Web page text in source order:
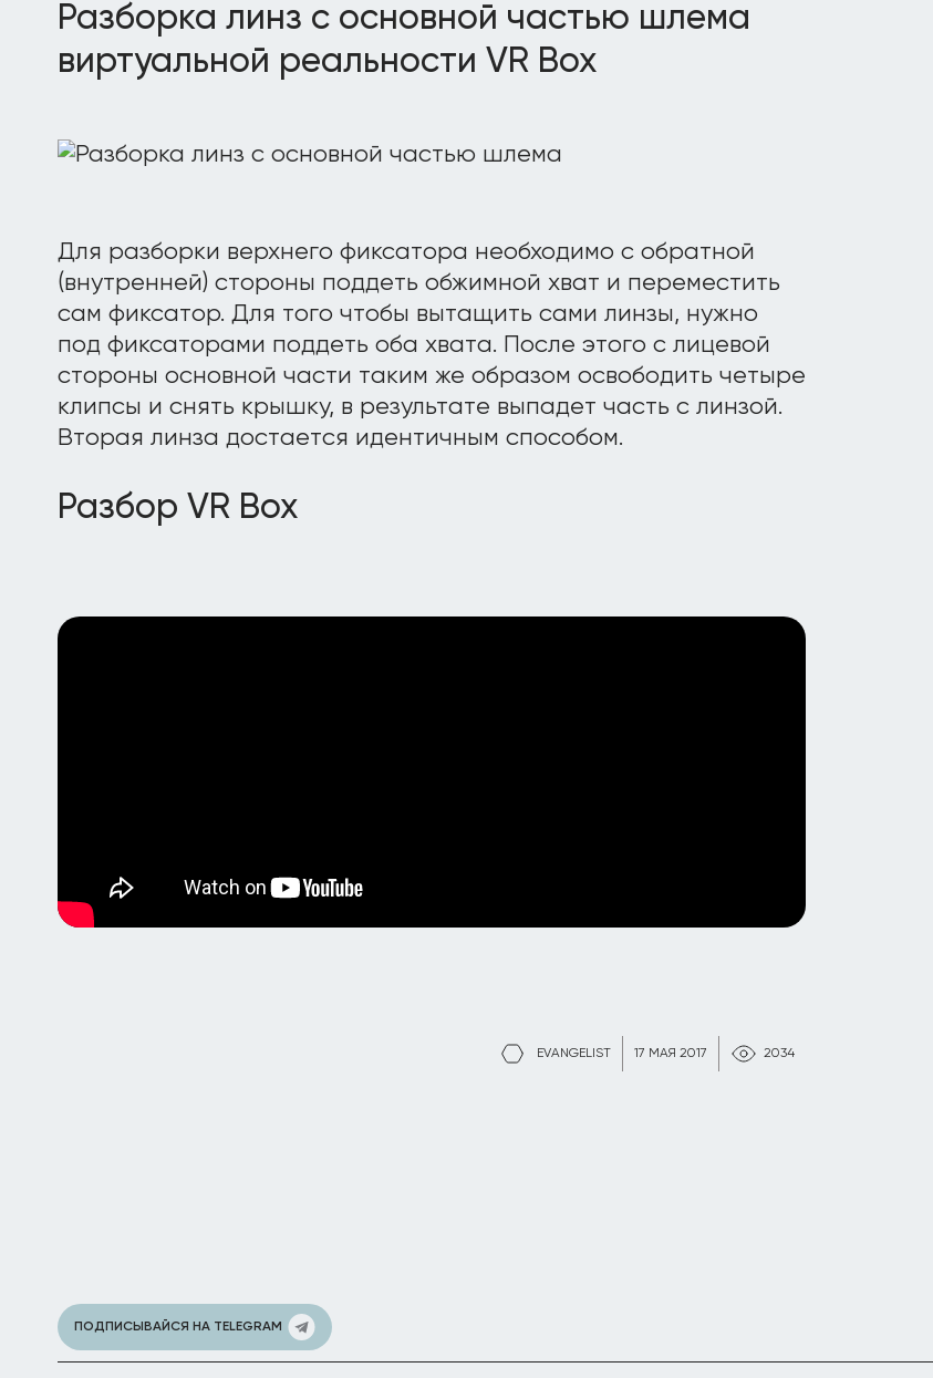
EVANGELIST 17 МАЯ 2017 2034
Разборка линз с основной частью шлема
виртуальной реальности VR Box
Для разборки верхнего фиксатора необходимо с обратной
(внутренней) стороны поддеть обжимной хват и переместить
сам фиксатор. Для того чтобы вытащить сами линзы, нужно
под фиксаторами поддеть оба хвата. После этого с лицевой
стороны основной части таким же образом освободить четыре
клипсы и снять крышку, в результате выпадет часть с линзой.
Вторая линза достается идентичным способом.
Разбор VR Box
ПОДПИСЫВАЙСЯ НА TELEGRAM